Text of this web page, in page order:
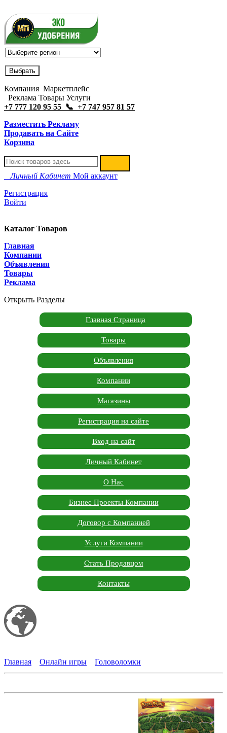
Компания Маркетплейс
Реклама Товары Услуги
+7 777 120 95 55 📞 +7 747 957 81 57
Разместить Рекламу
Продавать на Сайте
Корзина
Личный Кабинет Мой аккаунт
Регистрация
Войти
Каталог Товаров
Главная
Компании
Объявления
Товары
Реклама
Открыть Разделы
Главная Страница
Товары
Объявления
Компании
Магазины
Регистрация на сайте
Вход на сайт
Личный Кабинет
О Нас
Бизнес Проекты Компании
Договор с Компанией
Услуги Компании
Стать Продавцом
Контакты
Главная
Онлайн игры Головоломки